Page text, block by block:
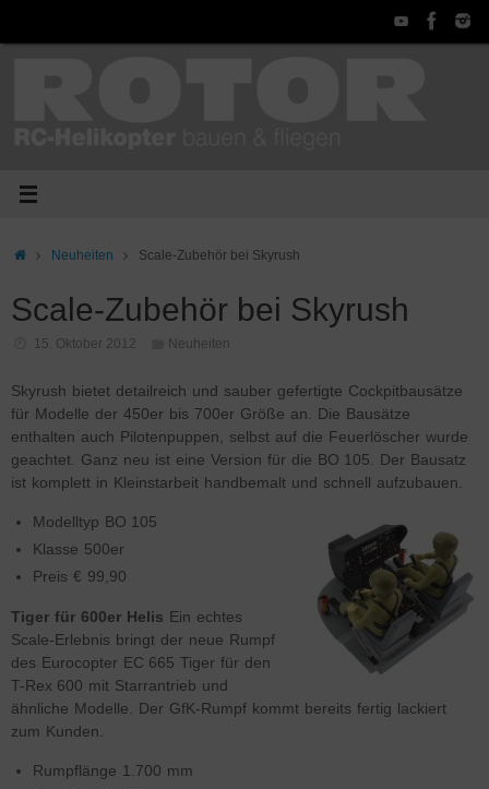
StartNeuheiten Scale-Zubehör bei Skyrush
Scale-Zubehör bei Skyrush
15. Oktober 2012 Neuheiten
Skyrush bietet detailreich und sauber gefertigte Cockpitbausätze
für Modelle der 450er bis 700er Größe an. Die Bausätze
enthalten auch Pilotenpuppen, selbst auf die Feuerlöscher wurde
geachtet. Ganz neu ist eine Version für die BO 105. Der Bausatz
ist komplett in Kleinstarbeit handbemalt und schnell aufzubauen.
Modelltyp BO 105
Klasse 500er
Preis € 99,90
Tiger für 600er Helis Ein echtes
Scale-Erlebnis bringt der neue Rumpf
des Eurocopter EC 665 Tiger für den
T-Rex 600 mit Starrantrieb und
ähnliche Modelle. Der GfK-Rumpf kommt bereits fertig lackiert
zum Kunden.
Rumpflänge 1.700 mm